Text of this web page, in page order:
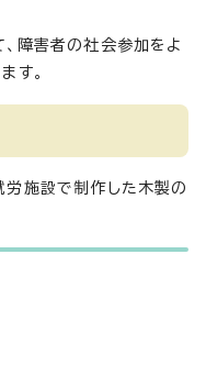
障害者の社会参加をよ
す。
労施設で制作した木製の